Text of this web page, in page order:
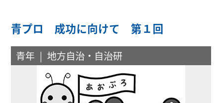
青プロ 成功に向けて 第１回
青年 地方自治・自治研